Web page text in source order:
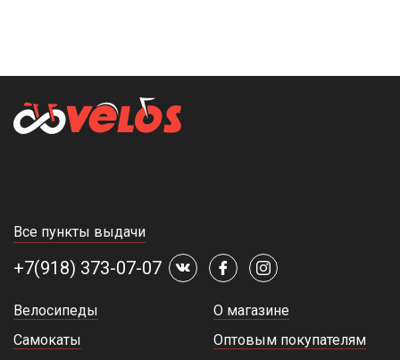
Все пункты выдачи
+7(918) 373-07-07
Велосипеды
Самокаты
О магазине
Оптовым покупателям